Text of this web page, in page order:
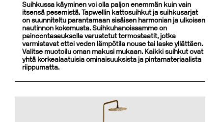
Suihkussa käyminen voi olla paljon enemmän kuin vain
itsensä pesemistä. Tapwellin kattosuihkut ja suihkusarjat
on suunniteltu parantamaan sisäisen harmonian ja ulkoisen
nautinnon kokemusta. Suihkuhanoissamme on
paineentasauksella varustetut termostaatit, jotka
varmistavat ettei veden lämpötila nouse tai laske yllättäen.
Valitse muotoilu oman makusi mukaan. Kaikki suihkut ovat
yhtä korkealaatuisia ominaisuuksista ja pintamateriaalista
riippumatta.